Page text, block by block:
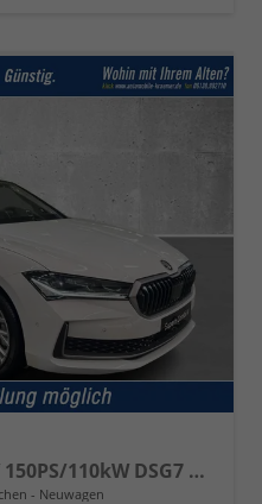
Sportline 1.5 eTSI mHEV 150PS/110kW DSG7 2026
Neuwagen